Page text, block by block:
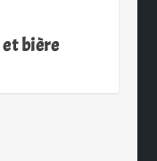
et bière